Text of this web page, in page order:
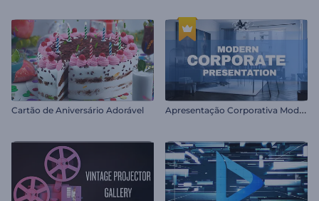
Cartão de Aniversário Adorável A
presentação Corporativa Moderna